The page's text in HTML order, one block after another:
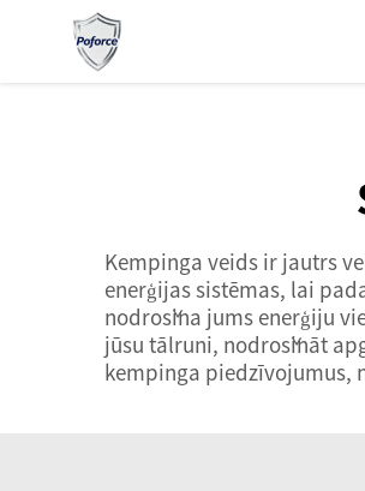
Kempinga veids ir jautrs
enerģijas sistēmas, lai
nodrošina jums enerģiju
jūsu tālruni, nodrošināt
kempinga piedzīvojumus,